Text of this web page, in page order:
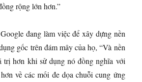
rộng lớn hơn.”
đang làm việc để xây dựng nền
gốc trên đám mây của họ, “Và nền
trị hơn khi sử dụng nó đồng nghĩa với
về các mối đe dọa chuỗi cung ứng